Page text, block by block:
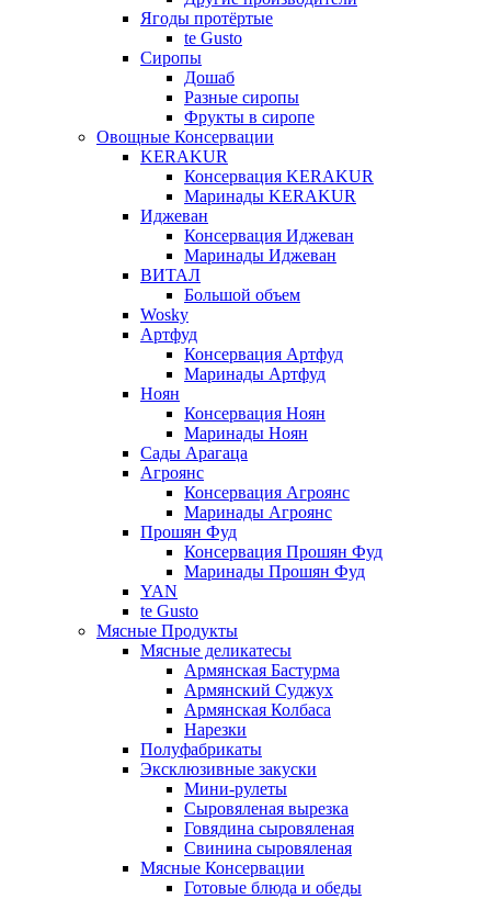
Ягоды протёртые
te Gusto
Сиропы
Дошаб
Разные сиропы
Фрукты в сиропе
Овощные Консервации
KERAKUR
Консервация KERAKUR
Маринады KERAKUR
Иджеван
Консервация Иджеван
Маринады Иджеван
ВИТАЛ
Большой объем
Wosky
Артфуд
Консервация Артфуд
Маринады Артфуд
Ноян
Консервация Ноян
Маринады Ноян
Сады Арагаца
Агроянс
Консервация Агроянс
Маринады Агроянс
Прошян Фуд
Консервация Прошян Фуд
Маринады Прошян Фуд
YAN
te Gusto
Мясные Продукты
Мясные деликатесы
Армянская Бастурма
Армянский Суджух
Армянская Колбаса
Нарезки
Полуфабрикаты
Эксклюзивные закуски
Мини-рулеты
Сыровяленая вырезка
Говядина сыровяленая
Свинина сыровяленая
Мясные Консервации
Готовые блюда и обеды